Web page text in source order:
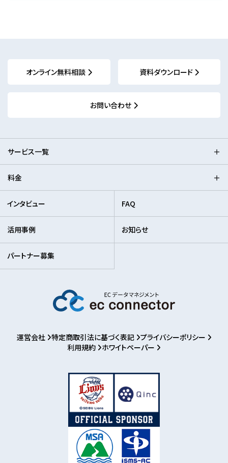
お知らせ
パートナー募集
ログイン
利用登録
オンライン無料相談 資料ダウンロード
お問い合わせ
サービス一覧
料金
インタビュー FAQ
活用事例 お知らせ
パートナー募集
運営会社 特定商取引法に基づく表記 プライバシーポリシー
利用規約
ホワイトペーパー